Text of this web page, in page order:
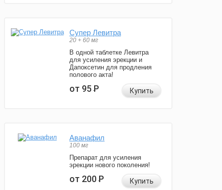
Супер Левитра
20 + 60 мг
В одной таблетке Левитра
для усиления эрекции и
Дапоксетин для продления
полового акта!
от 95Р Купить
Аванафил
100 мг
Препарат для усиления
эрекции нового поколения!
от 200Р Купить